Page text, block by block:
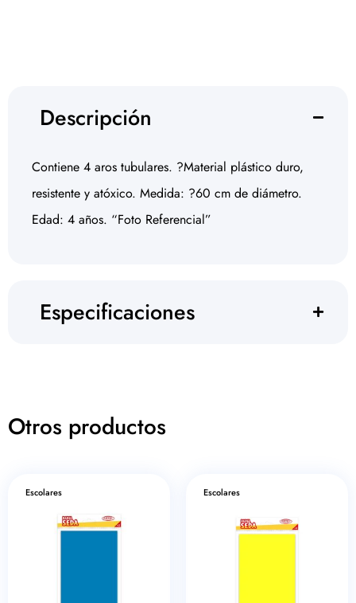
Descripción
Contiene 4 aros tubulares. ?Material plástico duro,
resistente y atóxico. Medida: ?60 cm de diámetro.
Edad: 4 años. “Foto Referencial”
Especificaciones
Otros productos
Escolares Escolares